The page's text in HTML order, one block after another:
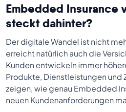
Embedded Insurance
steckt dahinter?
Der digitale Wandel ist nicht
erreicht natürlich auch die
Kunden entwickeln immer
Produkte, Dienstleistungen und
zeigen, wie genau Embedded
neuen Kundenanforderungen